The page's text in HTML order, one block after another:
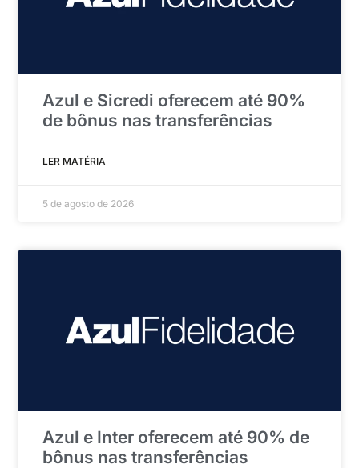
Azul e Sicredi oferecem até 90%
de bônus nas transferências
LER MATÉRIA
5 de agosto de 2026
Azul e Inter oferecem até 90% de
bônus nas transferências